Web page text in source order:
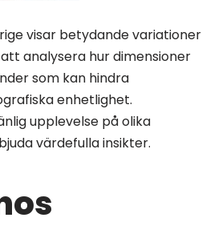
visar betydande variationer
analysera hur dimensioner
som kan hindra
enhetlighet.
upplevelse på olika
värdefulla insikter.